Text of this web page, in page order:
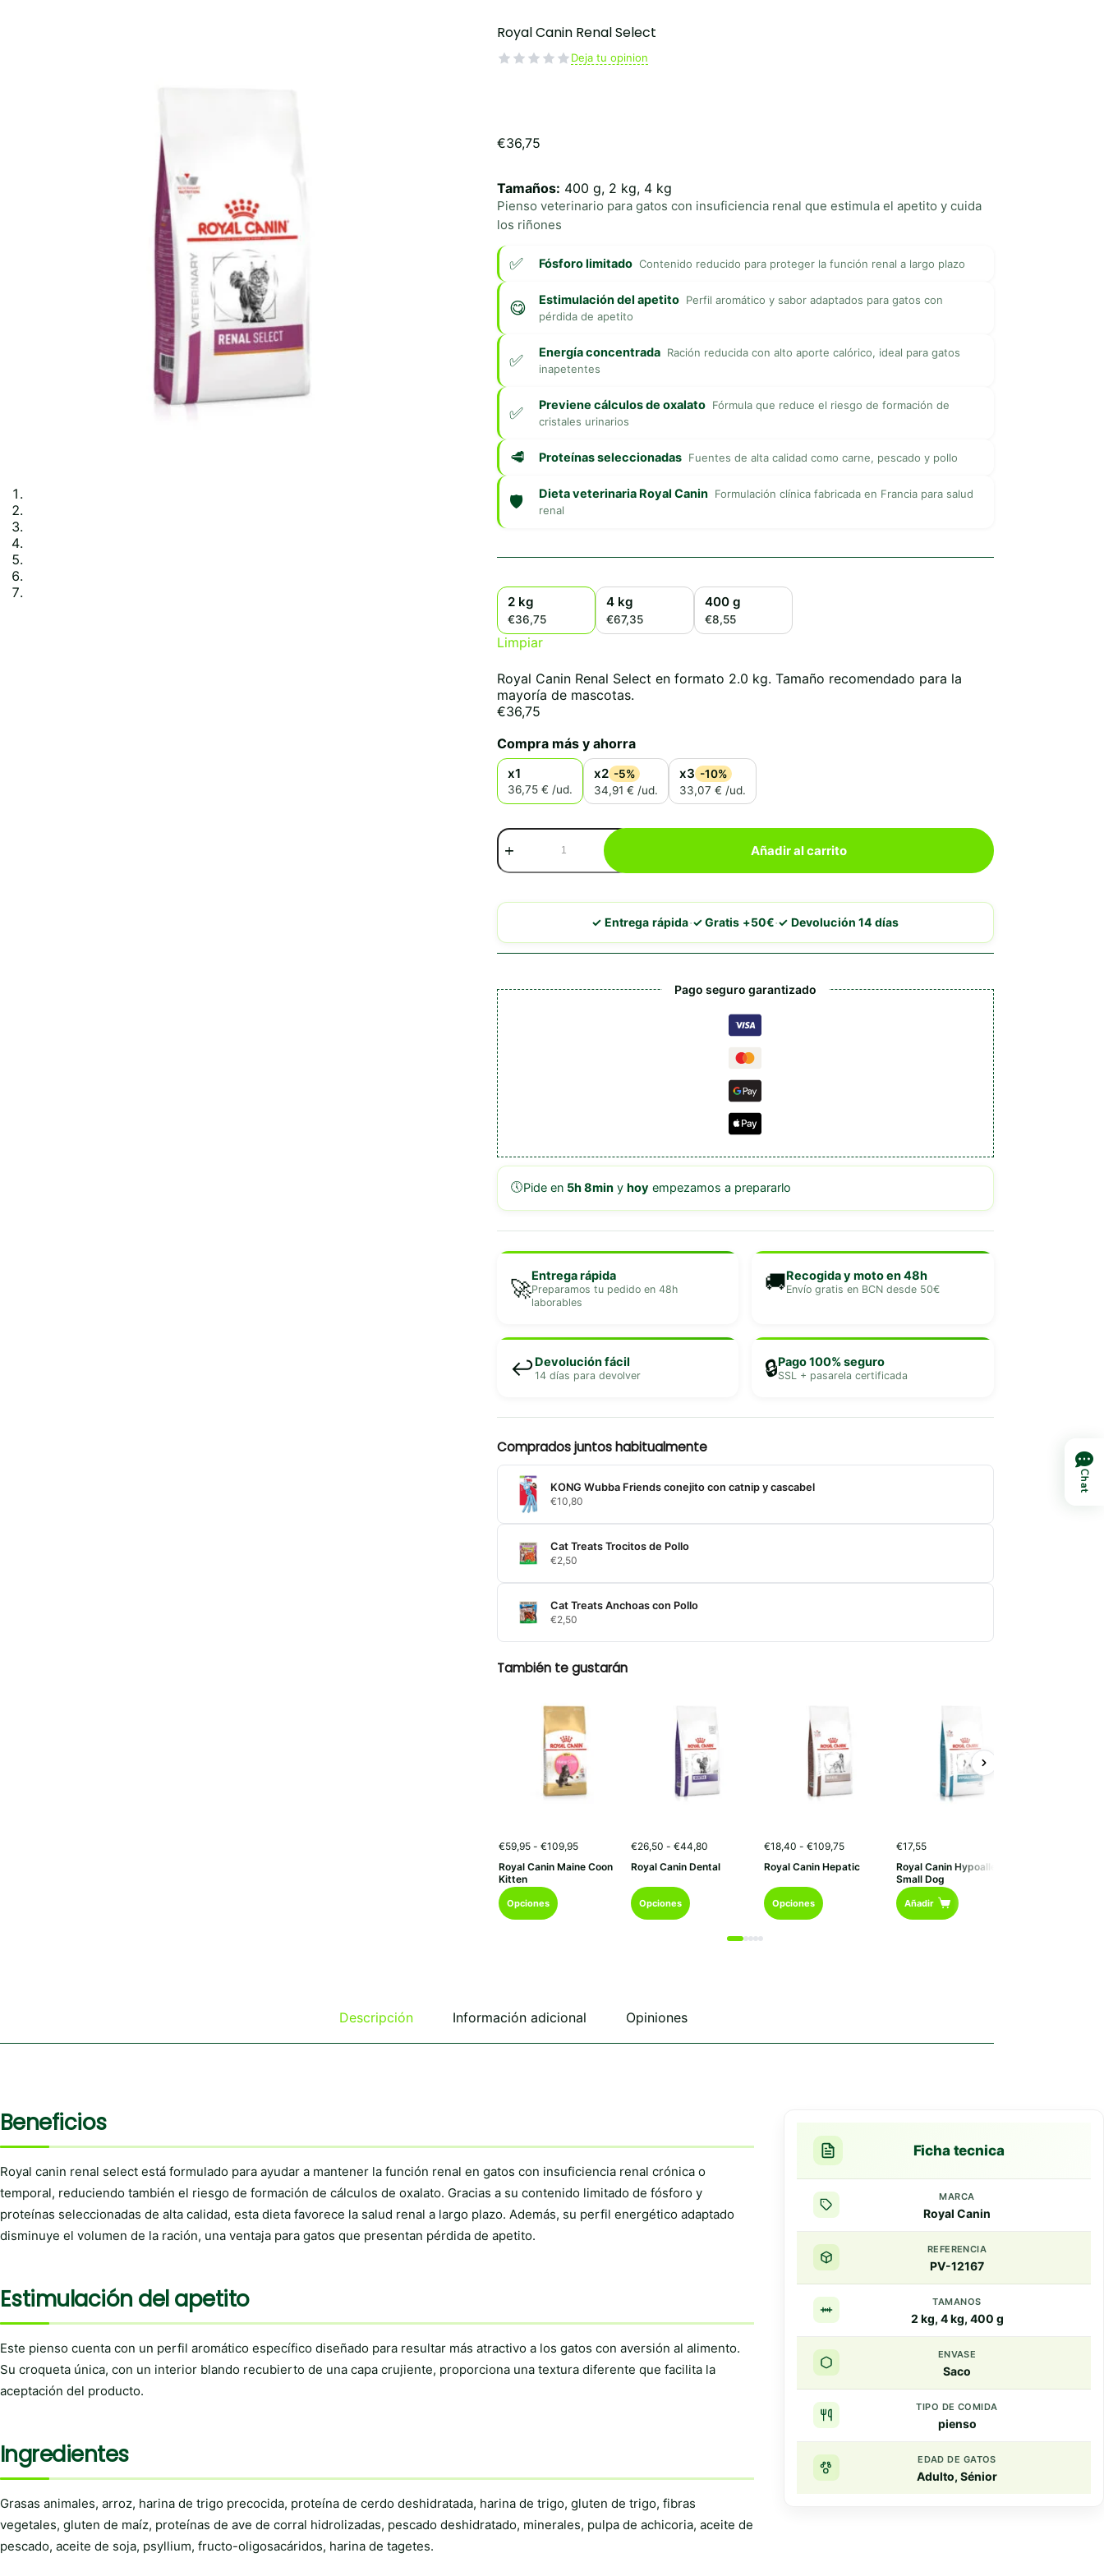
Royal Canin Renal Select
Deja tu opinion
€36,75
Tamaños: 400 g, 2 kg, 4 kg
Pienso veterinario para gatos con insuficiencia renal que estimula el apetito y cuida
los riñones
Fósforo limitado Contenido reducido para proteger la función renal a largo plazo
Estimulación del apetito Perfil aromático y sabor adaptados para gatos con
pérdida de apetito
Energía concentrada Ración reducida con alto aporte calórico, ideal para gatos
inapetentes
Previene cálculos de oxalato Fórmula que reduce el riesgo de formación de
cristales urinarios
Proteínas seleccionadas Fuentes de alta calidad como carne, pescado y pollo
Dieta veterinaria Royal Canin Formulación clínica fabricada en Francia para salud
renal
2 kg
€36,75
4 kg
€67,35
400 g
€8,55
Limpiar
Royal Canin Renal Select en formato 2.0 kg. Tamaño recomendado para la
mayoría de mascotas.
€36,75
Compra más y ahorra
x1
36,75 € /ud.
x2 -5%
34,91 € /ud.
x3 -10%
33,07 € /ud.
Royal
Canin
Renal
Añadir al carrito
✓ Entrega rápida·✓ Gratis +50€·✓ Devolución 14 días
Pago seguro garantizado
🕔Pide en 5h 8miny hoy empezamos a prepararlo
🚀Entrega rápida
Preparamos tu pedido en 48h
laborables
🚚Recogida y moto en 48h
Envío gratis en BCN desde 50€
↩️Devolución fácil
14 días para devolver 🔒Pago 100% seguro
SSL + pasarela certificada
Comprados juntos habitualmente
KONG Wubba Friends conejito con catnip y cascabel
€10,80
Cat Treats Trocitos de Pollo
€2,50
Cat Treats Anchoas con Pollo
€2,50
También te gustarán
€59,95 - €109,95Rango
precios:
Royal Canin Maine Coon
Kitten
Opciones
Este
producto
se
pueden
elegir
€26,50 - €44,80
precios:
Royal Canin Dental
Opciones
Este
producto
se
pueden
elegir
€18,40 - €109,75Rango
precios:
Royal Canin Hepatic
Opciones
Este
producto
múltiples
elegir
€17,55
Royal Canin Hypoallergenic
Small Dog
Añadir
Descripción Información adicional Opiniones
Beneficios
Royal canin renal select está formulado para ayudar a mantener la función renal en gatos con insuficiencia renal crónica o
temporal, reduciendo también el riesgo de formación de cálculos de oxalato. Gracias a su contenido limitado de fósforo y
proteínas seleccionadas de alta calidad, esta dieta favorece la salud renal a largo plazo. Además, su perfil energético adaptado
disminuye el volumen de la ración, una ventaja para gatos que presentan pérdida de apetito.
Estimulación del apetito
Este pienso cuenta con un perfil aromático específico diseñado para resultar más atractivo a los gatos con aversión al alimento.
Su croqueta única, con un interior blando recubierto de una capa crujiente, proporciona una textura diferente que facilita la
aceptación del producto.
Ingredientes
Grasas animales, arroz, harina de trigo precocida, proteína de cerdo deshidratada, harina de trigo, gluten de trigo, fibras
vegetales, gluten de maíz, proteínas de ave de corral hidrolizadas, pescado deshidratado, minerales, pulpa de achicoria, aceite de
pescado, aceite de soja, psyllium, fructo-oligosacáridos, harina de tagetes.
Ficha tecnica
MARCA
Royal Canin
REFERENCIA
PV-12167
TAMANOS
2 kg, 4 kg, 400 g
ENVASE
Saco
TIPO DE COMIDA
pienso
EDAD DE GATOS
Adulto, Sénior
Chat